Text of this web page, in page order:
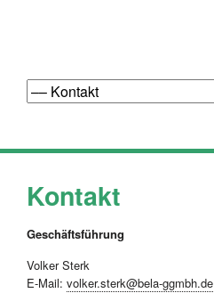
Kontakt
Geschäftsführung
Volker Sterk
E-Mail: volker.sterk@bela-ggmbh.de